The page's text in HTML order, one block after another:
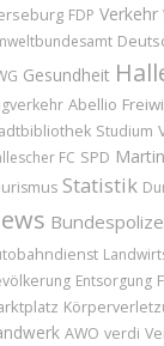
FDP Verkehr
Gesundheit
Abellio
Studium
FC SPD
Statistik
Entsorgung
AWO verdi